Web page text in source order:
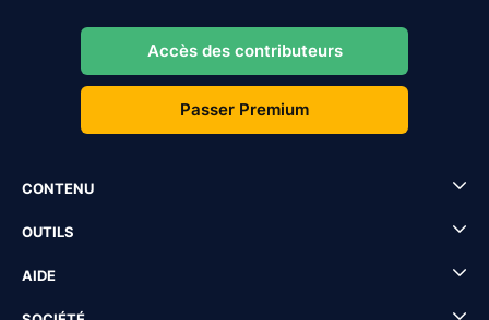
Accès des contributeurs
Passer Premium
CONTENU
OUTILS
AIDE